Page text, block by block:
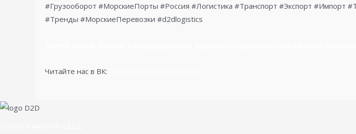
#Грузооборот #МорскиеПорты #Россия #Логистика #Транспорт #Экспорт #Импорт
#Тренды #МорскиеПеревозки #d2dlogistics
Читайте нас в ВК: